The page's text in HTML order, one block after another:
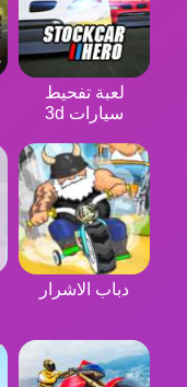
لعبة تفحيط
سيارات 3d
دباب الاشرار